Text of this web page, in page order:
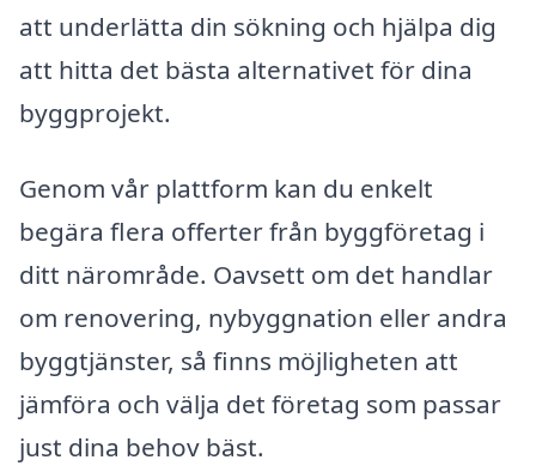
att underlätta din sökning och hjälpa dig
att hitta det bästa alternativet för dina
byggprojekt.
Genom vår plattform kan du enkelt
begära flera offerter från byggföretag i
ditt närområde. Oavsett om det handlar
om renovering, nybyggnation eller andra
byggtjänster, så finns möjligheten att
jämföra och välja det företag som passar
just dina behov bäst.